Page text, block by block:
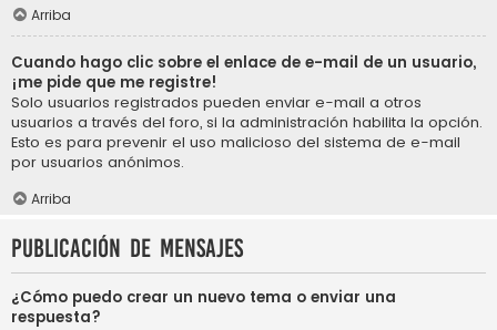
Arriba
Cuando hago clic sobre el enlace de e-mail de un usuario,
¡me pide que me registre!
Solo usuarios registrados pueden enviar e-mail a otros
usuarios a través del foro, si la administración habilita la opción.
Esto es para prevenir el uso malicioso del sistema de e-mail
por usuarios anónimos.
Arriba
Publicación de mensajes
¿Cómo puedo crear un nuevo tema o enviar una
respuesta?